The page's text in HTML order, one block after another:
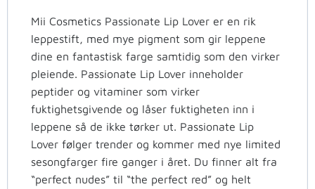
Mii Cosmetics Passionate Lip Lover er en rik
leppestift, med mye pigment som gir leppene
dine en fantastisk farge samtidig som den virker
pleiende. Passionate Lip Lover inneholder
peptider og vitaminer som virker
fuktighetsgivende og låser fuktigheten inn i
leppene så de ikke tørker ut. Passionate Lip
Lover følger trender og kommer med nye limited
sesongfarger fire ganger i året. Du finner alt fra
“perfect nudes” til “the perfect red” og helt